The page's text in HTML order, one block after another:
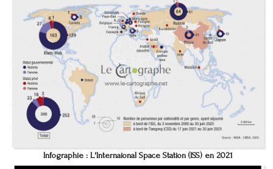
Infographie : L'Internaional Space Station (ISS) en 2021